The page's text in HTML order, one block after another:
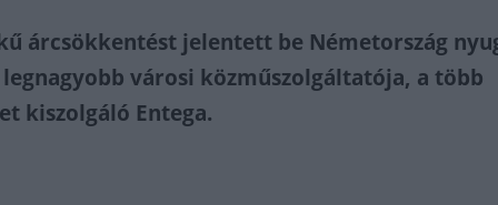
árcsökkentést jelentett be Németország
városi közműszolgáltatója, a több
kiszolgáló Entega.